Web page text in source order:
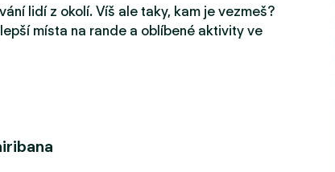
lidí z okolí. Víš ale taky, kam je vezmeš?
místa na rande a oblíbené aktivity ve